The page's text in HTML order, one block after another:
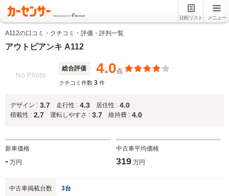
比較リスト メニュー
A112の口コミ・クチコミ・評価・評判一覧
アウトビアンキ A112
総合評価 4.0点
クチコミ件数 3 件
デザイン : 3.7 走行性 : 4.3 居住性 : 4.0
積載性 : 2.7 運転しやすさ : 3.7 維持費 : 4.0
新車価格
- 万円
中古車平均価格
319万円
中古車掲載台数 3台